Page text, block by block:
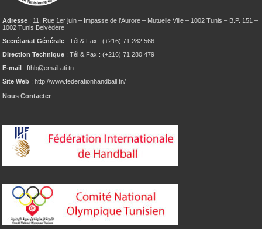
Adresse : 11, Rue 1er juin – Impasse de l’Aurore – Mutuelle Ville – 1002 Tunis – B.P. 151 –
1002 Tunis Belvédère
Secrétariat Générale : Tél & Fax : (+216) 71 282 566
Direction Technique : Tél & Fax : (+216) 71 280 479
E-mail : fthb@email.ati.tn
Site Web : http://www.federationhandball.tn/
Nous Contacter